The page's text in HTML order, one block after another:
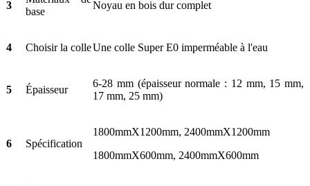
3
base
Noyau en bois dur complet
4 Choisir la colleUne colle Super E0 imperméable à l'eau
5 Épaisseur
6-28 mm (épaisseur normale : 12 mm, 15 mm,
17 mm, 25 mm)
6 Spécification
1800mmX1200mm, 2400mmX1200mm
1800mmX600mm, 2400mmX600mm